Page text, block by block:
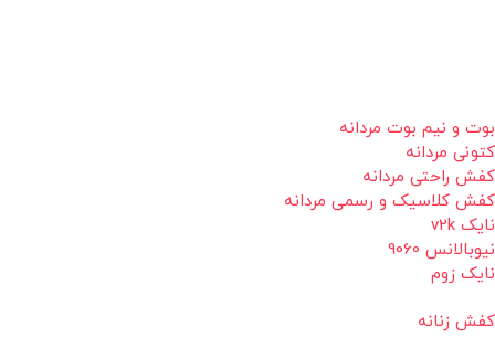
بوت و نیم بوت مردانه
کتونی مردانه
کفش راحتی مردانه
کفش کلاسیک و رسمی مردانه
نایک v2k
نیوبالانس 9060
نایک زوم
کفش زنانه